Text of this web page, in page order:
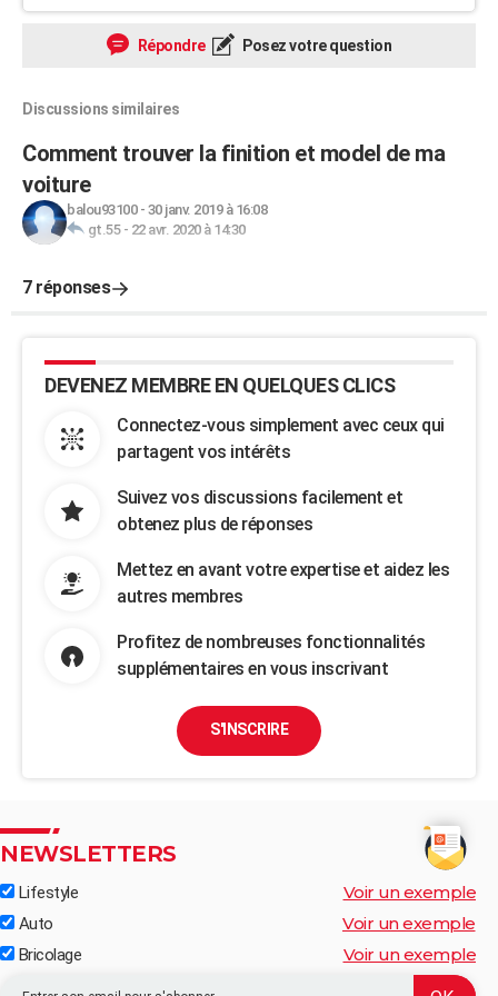
Répondre Posez votre question
Discussions similaires
Comment trouver la finition et model de ma
voiture
balou93100- 30 janv. 2019 à 16:08
gt.55- 22 avr. 2020 à 14:30
7 réponses
DEVENEZ MEMBRE EN QUELQUES CLICS
Connectez-vous simplement avec ceux qui
partagent vos intérêts
Suivez vos discussions facilement et
obtenez plus de réponses
Mettez en avant votre expertise et aidez les
autres membres
Profitez de nombreuses fonctionnalités
supplémentaires en vous inscrivant
S'INSCRIRE
NEWSLETTERS
Lifestyle Voir un exemple
Auto Voir un exemple
Bricolage Voir un exemple